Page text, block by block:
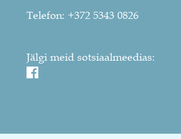
Telefon: +372 5343 0826
Jälgi meid sotsiaalmeedias: